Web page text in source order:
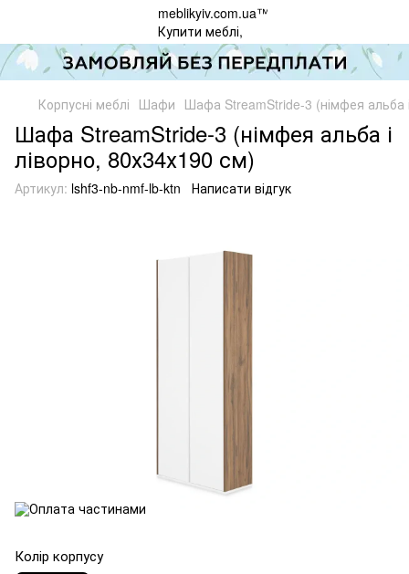
Корпусні меблі Шафи Шафа StreamStride-3 (німфея альба
Шафа StreamStride-3 (німфея альба і
ліворно, 80х34х190 см)
Артикул: lshf3-nb-nmf-lb-ktn Написати відгук
Колір корпусу